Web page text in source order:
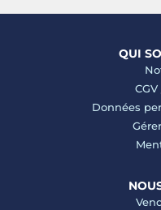
QUI
CGV
Données